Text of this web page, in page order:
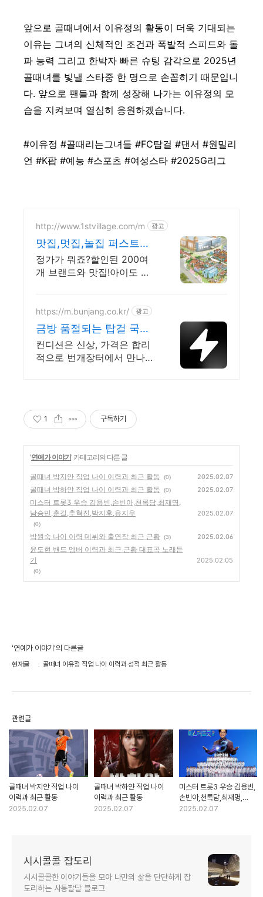
앞으로 골때녀에서 이유정의 활동이 더욱 기대되는
이유는 그녀의 신체적인 조건과 폭발적 스피드와 돌
파 능력 그리고 한박자 빠른 슈팅 감각으로 2025년
골때녀를 빛낼 스타중 한 명으로 손꼽히기 때문입니
다. 앞으로 팬들과 함께 성장해 나가는 이유정의 모
습을 지켜보며 열심히 응원하겠습니다.
#이유정 #골때리는그녀들 #FC탑걸 #댄서 #원밀리
언 #K팝 #예능 #스포츠 #여성스타 #2025G리그
http://www.1stvillage.com/m 광고
맛집,멋집,놀집 퍼스트빌
리지
정가가 뭐죠?할인된 200여
개 브랜드와 맛집!아이도 즐
https://m.bunjang.co.kr/ 광고
금방 품절되는 탑걸 국내
최대 브랜드 중고거래
컨디션은 신상, 가격은 합리
적으로 번개장터에서 만나보
드
1 구독하기
'연예가 이야기' 카테고리의 다른 글
골때녀 박지안 직업 나이 이력과 최근 활동 (0) 2025.02.07
골때녀 박하얀 직업 나이 이력과 최근 활동 (0) 2025.02.07
미스터 트롯3 우승 김용빈,손빈아,천록담,최재명,
남승민,춘길,추혁진,박지후,유지우
(0)
2025.02.07
박원숙 나이 이력 데뷔와 출연작 최근 근황 (3) 2025.02.06
윤도현 밴드 멤버 이력과 최근 근황 대표곡 노래듣
기
(0)
2025.02.05
'연예가 이야기'의 다른글
현재글 골때녀 이유정 직업 나이 이력과 성적 최근 활동
관련글
골때녀 박지안 직업 나이
이력과 최근 활동
2025.02.07
골때녀 박하얀 직업 나이
이력과 최근 활동
2025.02.07
미스터 트롯3 우승 김용빈,
손빈아,천록담,최재명,
남승민,춘길,추혁진,박지후,
2025.02.07
시시콜콜 잡도리
시시콜콜한 이야기들을 모아 나만의 삶을 단단하게 잡
도리하는 사통팔달 블로그